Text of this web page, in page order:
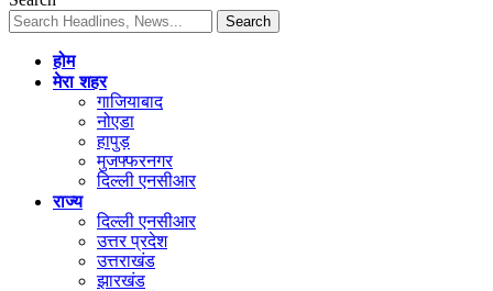
होम
मेरा शहर
गाजियाबाद
नोएडा
हापुड़
मुजफ्फरनगर
दिल्ली एनसीआर
राज्य
दिल्ली एनसीआर
उत्तर प्रदेश
उत्तराखंड
झारखंड